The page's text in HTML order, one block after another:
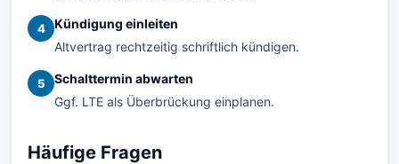
4
Kündigung einleiten
Altvertrag rechtzeitig schriftlich kündigen.
5
Schalttermin abwarten
Ggf. LTE als Überbrückung einplanen.
Häufige Fragen